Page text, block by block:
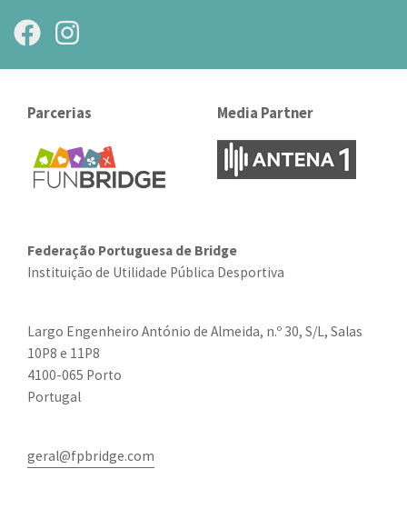
Parcerias Media Partner
Federação Portuguesa de Bridge
Instituição de Utilidade Pública Desportiva
Largo Engenheiro António de Almeida, n.º 30, S/L, Salas
10P8 e 11P8
4100-065 Porto
Portugal
geral@fpbridge.com